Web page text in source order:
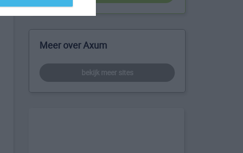
Meer over Axum
bekijk meer sites